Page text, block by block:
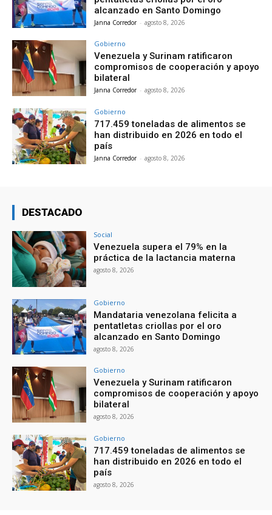
alcanzado en Santo Domingo
Janna Corredor - agosto 8, 2026
Gobierno
Venezuela y Surinam ratificaron
compromisos de cooperación y apoyo
bilateral
Janna Corredor - agosto 8, 2026
Gobierno
717.459 toneladas de alimentos se
han distribuido en 2026 en todo el
país
Janna Corredor - agosto 8, 2026
DESTACADO
Social
Venezuela supera el 79% en la
práctica de la lactancia materna
agosto 8, 2026
Gobierno
Mandataria venezolana felicita a
pentatletas criollas por el oro
alcanzado en Santo Domingo
agosto 8, 2026
Gobierno
Venezuela y Surinam ratificaron
compromisos de cooperación y apoyo
bilateral
agosto 8, 2026
Gobierno
717.459 toneladas de alimentos se
han distribuido en 2026 en todo el
país
agosto 8, 2026